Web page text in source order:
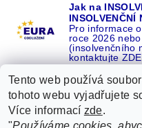
Jak na
INSOLVENČNÍ
Pro informace
roce 2026
(insolvenčního
kontaktujte ZDE.
Recenze o NÁS na GOOGLE
Tento web používá
tohoto webu vyjadřujete
Více informací zde.
"Používáme cookies,